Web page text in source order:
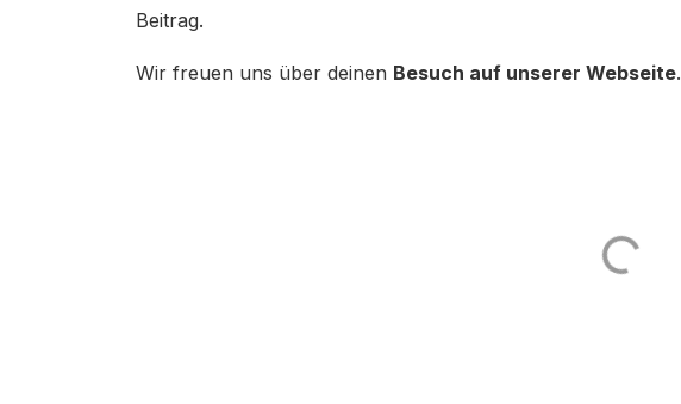
Beitrag.
Wir freuen uns über deinen Besuch auf unserer Webseite.